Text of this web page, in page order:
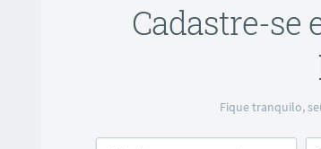
Cadastre-se
Fique tranquilo,